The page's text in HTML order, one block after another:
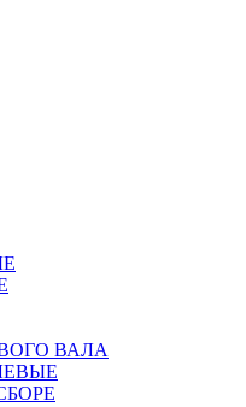
ВАЛА